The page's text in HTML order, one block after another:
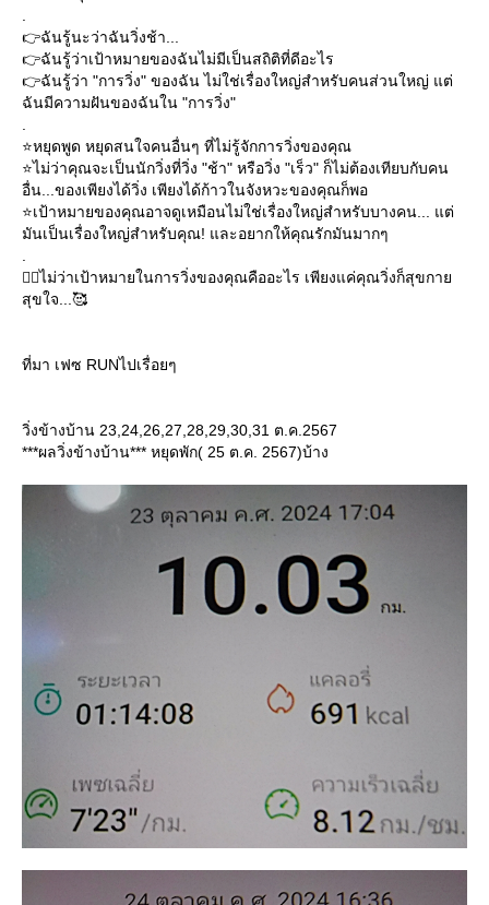
👉ฉันรู้นะว่าฉันวิ่งช้า...
👉ฉันรู้ว่าเป้าหมายของฉันไม่มีเป็นสถิติที่ดีอะไร
👉ฉันรู้ว่า "การวิ่ง" ของฉัน ไม่ใช่เรื่องใหญ่สำหรับคนส่วนใหญ่ แต่
ฉันมีความฝันของฉันใน "การวิ่ง"
⭐️หยุดพูด หยุดสนใจคนอื่นๆ ที่ไม่รู้จักการวิ่งของคุณ
⭐️ไม่ว่าคุณจะเป็นนักวิ่งที่วิ่ง "ช้า" หรือวิ่ง "เร็ว" ก็ไม่ต้องเทียบกับคน
อื่น...ของเพียงได้วิ่ง เพียงได้ก้าวในจังหวะของคุณก็พอ
⭐️เป้าหมายของคุณอาจดูเหมือนไม่ใช่เรื่องใหญ่สำหรับบางคน... แต่
มันเป็นเรื่องใหญ่สำหรับคุณ! และอยากให้คุณรักมันมากๆ
🏃‍♂️ไม่ว่าเป้าหมายในการวิ่งของคุณคืออะไร เพียงแค่คุณวิ่งก็สุขกา
สุขใจ...🥰
ที่มา เฟซ RUNไปเรื่อยๆ
วิ่งข้างบ้าน 23,24,26,27,28,29,30,31 ต.ค.2567
***ผลวิ่งข้างบ้าน*** หยุดพัก( 25 ต.ค. 2567)บ้าง